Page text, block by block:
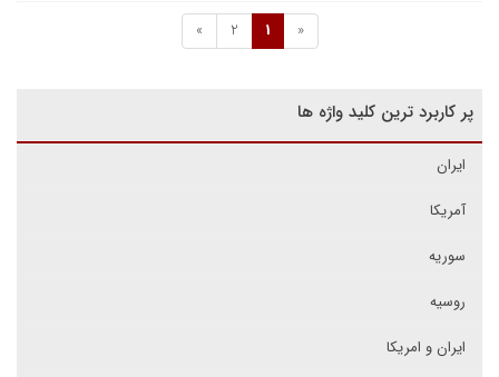
«
1
2
»
پر کاربرد ترین کلید واژه ها
ایران
آمریکا
سوریه
روسیه
ایران و امریکا